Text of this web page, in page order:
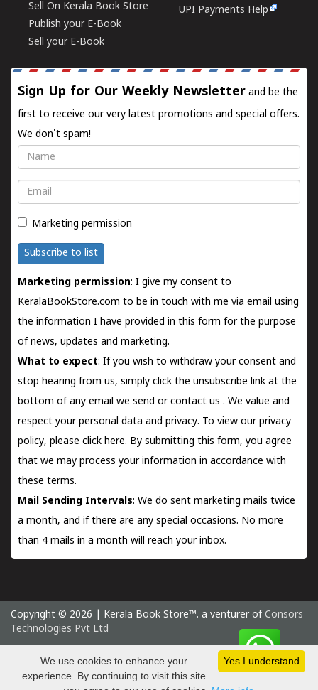
Sell On Kerala Book Store
Publish your E-Book
Sell your E-Book
UPI Payments Help
Sign Up for Our Weekly Newsletter and be the
first to receive our very latest promotions and special offers.
We don't spam!
Name
Email
Marketing permission
Subscribe to list
Marketing permission: I give my consent to
KeralaBookStore.com to be in touch with me via email using
the information I have provided in this form for the purpose
of news, updates and marketing.
What to expect: If you wish to withdraw your consent and
stop hearing from us, simply click the unsubscribe link at the
bottom of any email we send orcontact us . We value and
respect your personal data and privacy. To view our privacy
policy, please click here. By submitting this form, you agree
that we may process your information in accordance with
these terms.
Mail Sending Intervals: We do sent marketing mails twice
a month, and if there are any special occasions. No more
than 4 mails in a month will reach your inbox.
Copyright © 2026 | Kerala Book Store™. a venturer of Consors
Technologies Pvt Ltd
Sunday 9 August, 2026 IST
Yes I understand
We use cookies to enhance your
experience. By continuing to visit this site